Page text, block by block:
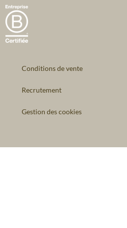
Conditions de vente
Recrutement
Gestion des cookies